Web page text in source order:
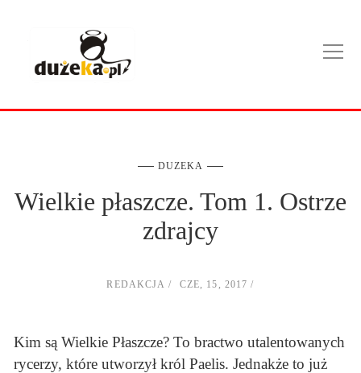
DUZEKA
Wielkie płaszcze. Tom 1. Ostrze
zdrajcy
REDAKCJA CZE, 15, 2017
Kim są Wielkie Płaszcze? To bractwo utalentowanych
rycerzy, które utworzył król Paelis. Jednakże to już